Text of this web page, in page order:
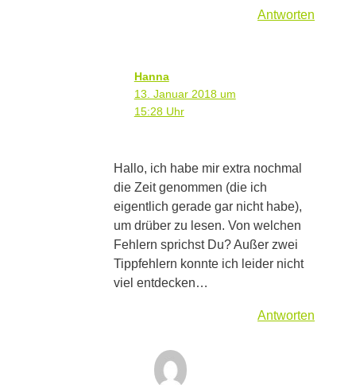
Antworten
Hanna
13. Januar 2018 um
15:28 Uhr
Hallo, ich habe mir extra nochmal
die Zeit genommen (die ich
eigentlich gerade gar nicht habe),
um drüber zu lesen. Von welchen
Fehlern sprichst Du? Außer zwei
Tippfehlern konnte ich leider nicht
viel entdecken…
Antworten